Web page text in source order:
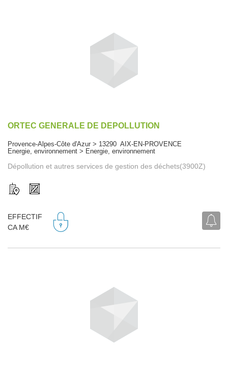
ORTEC GENERALE DE DEPOLLUTION
Provence-Alpes-Côte d'Azur > 13290 AIX-EN-PROVENCE
Energie, environnement > Energie, environnement
Dépollution et autres services de gestion des déchets(3900Z)
EFFECTIF
CA M€